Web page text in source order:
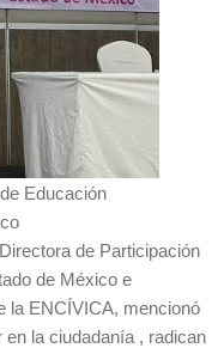
Educación
de Participación
de México e
la ENCÍVICA, mencionó
la ciudadanía , radican